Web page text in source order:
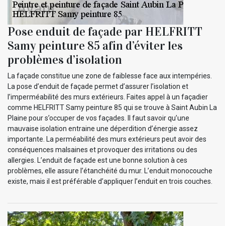
Pose enduit de façade par HELFRITT
Samy peinture 85 afin d’éviter les
problèmes d’isolation
La façade constitue une zone de faiblesse face aux intempéries.
La pose d’enduit de façade permet d’assurer l’isolation et
l’imperméabilité des murs extérieurs. Faites appel à un façadier
comme HELFRITT Samy peinture 85 qui se trouve à Saint Aubin La
Plaine pour s’occuper de vos façades. Il faut savoir qu’une
mauvaise isolation entraine une déperdition d’énergie assez
importante. La perméabilité des murs extérieurs peut avoir des
conséquences malsaines et provoquer des irritations ou des
allergies. L’enduit de façade est une bonne solution à ces
problèmes, elle assure l’étanchéité du mur. L’enduit monocouche
existe, mais il est préférable d’appliquer l’enduit en trois couches.